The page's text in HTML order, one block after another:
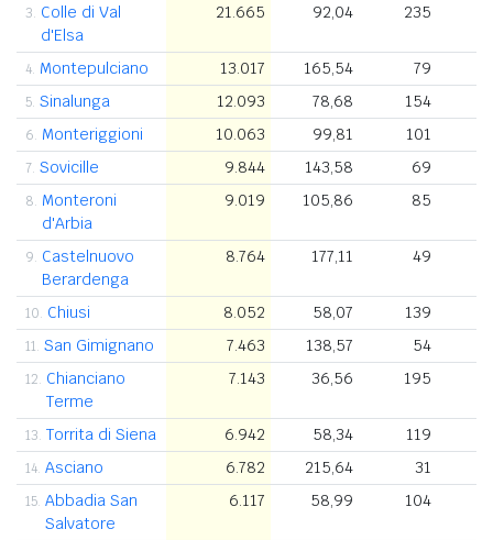
3. Colle di Val
d'Elsa
21.665 92,04 235
4. Montepulciano 13.017 165,54 79
5. Sinalunga 12.093 78,68 154
6. Monteriggioni 10.063 99,81 101
7. Sovicille 9.844 143,58 69
8. Monteroni
d'Arbia
9.019 105,86 85
9. Castelnuovo
Berardenga
8.764 177,11 49
10. Chiusi 8.052 58,07 139
11. San Gimignano 7.463 138,57 54
12. Chianciano
Terme
7.143 36,56 195
13. Torrita di Siena 6.942 58,34 119
14. Asciano 6.782 215,64 31
15. Abbadia San
Salvatore
6.117 58,99 104